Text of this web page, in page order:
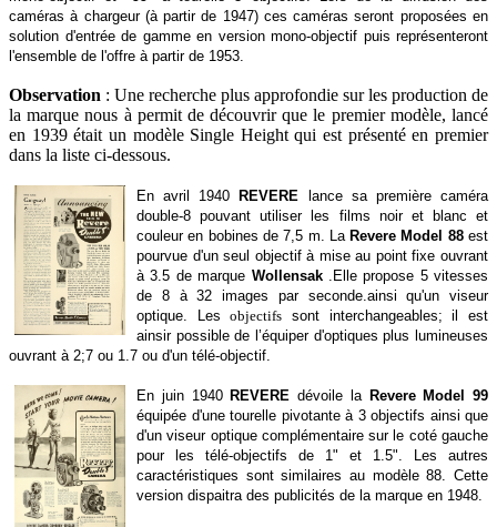
caméras à chargeur (à partir de 1947) ces caméras seront proposées en
solution d'entrée de gamme en version mono-objectif puis représenteront
l'ensemble de l'offre à partir de 1953.
Observation : Une recherche plus approfondie sur les production de
la marque nous à permit de découvrir que le premier modèle, lancé
en 1939 était un modèle Single Height qui est présenté en premier
dans la liste ci-dessous.
En avril 1940REVERE lance sa première caméra
double-8 pouvant utiliser les films noir et blanc et
couleur en bobines de 7,5 m. LaRevere Model 88est
pourvue d'un seul objectif à mise au point fixe ouvrant
à 3.5 de marque Wollensak.Elle propose 5 vitesses
de 8 à 32 images par seconde.ainsi qu'un viseur
optique. Lesobjectifs sont interchangeables; il est
ainsir possible de l’équiper d'optiques plus lumineuses
ouvrant à 2;7 ou 1.7 ou d'un télé-objectif.
En juin 1940REVERE dévoile la Revere Model 99
équipée d'une tourelle pivotante à 3 objectifs ainsi que
d'un viseur optique complémentaire sur le coté gauche
pour les télé-objectifs de 1" et 1.5". Les autres
caractéristiques sont similaires au modèle 88. Cette
version dispaitra des publicités de la marque en 1948.